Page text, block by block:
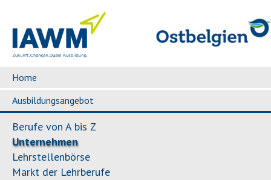
Home
Ausbildungsangebot
Berufe von A bis Z
Unternehmen
Lehrstellenbörse
Markt der Lehrberufe